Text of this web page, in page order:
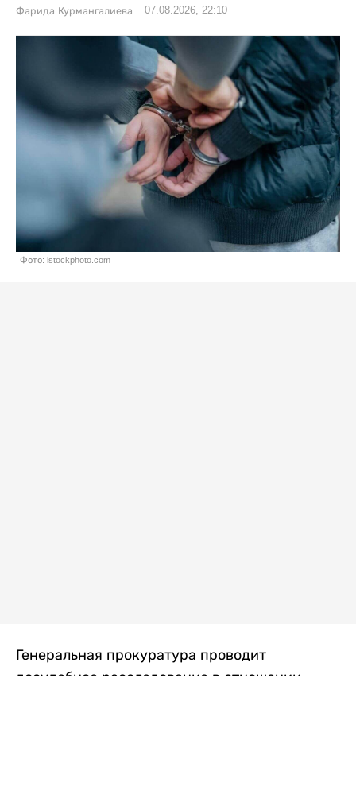
Фарида Курмангалиева 07.08.2026, 22:10
Фото: istockphoto.com
Генеральная прокуратура проводит
досудебное расследование в отношении